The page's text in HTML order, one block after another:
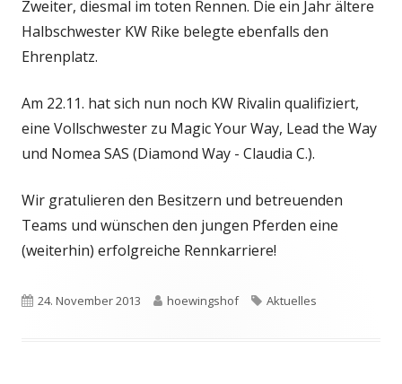
Zweiter, diesmal im toten Rennen. Die ein Jahr ältere
Halbschwester KW Rike belegte ebenfalls den
Ehrenplatz.
Am 22.11. hat sich nun noch KW Rivalin qualifiziert,
eine Vollschwester zu Magic Your Way, Lead the Way
und Nomea SAS (Diamond Way - Claudia C.).
Wir gratulieren den Besitzern und betreuenden
Teams und wünschen den jungen Pferden eine
(weiterhin) erfolgreiche Rennkarriere!
Veröffentlicht
24. November 2013 Autor
hoewingshof Schlagwörter
Aktuelles